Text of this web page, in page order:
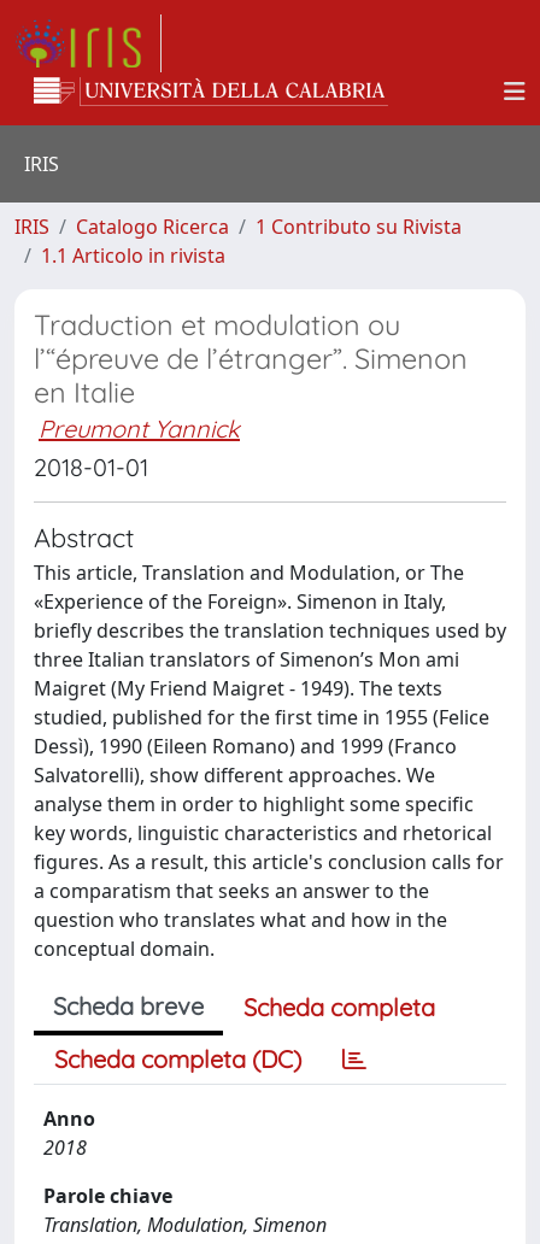
IRIS
IRIS Catalogo Ricerca
1 Contributo su Rivista
1.1 Articolo in rivista
Traduction et modulation ou
l’“épreuve de l’étranger”. Simenon
en Italie
Preumont Yannick
2018-01-01
Abstract
This article, Translation and Modulation, or The
«Experience of the Foreign». Simenon in Italy,
briefly describes the translation techniques used by
three Italian translators of Simenon’s Mon ami
Maigret (My Friend Maigret - 1949). The texts
studied, published for the first time in 1955 (Felice
Dessì), 1990 (Eileen Romano) and 1999 (Franco
Salvatorelli), show different approaches. We
analyse them in order to highlight some specific
key words, linguistic characteristics and rhetorical
figures. As a result, this article's conclusion calls for
a comparatism that seeks an answer to the
question who translates what and how in the
conceptual domain.
Scheda breve
Scheda completa
Scheda completa (DC)
Anno
2018
Parole chiave
Translation, Modulation, Simenon